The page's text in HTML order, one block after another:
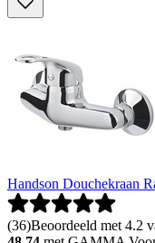
Handson Douchekraan
(36)Beoordeeld met 4.2